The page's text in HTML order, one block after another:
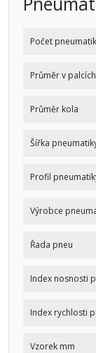
Počet pneumatik
Průměr v palcích
Průměr kola
Šířka
Profil
Výrobce
Řada pneu
Index nosnosti
Index rychlosti
Vzorek mm